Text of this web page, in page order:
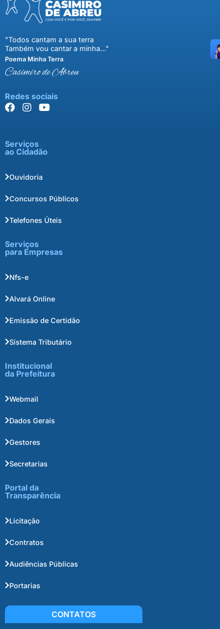
"Todos cantam a sua terra
Também vou cantar a minha..."
Poema Minha Terra
Casimiro de Abreu
Redes sociais
Serviços
ao Cidadão
Ouvidoria
Concursos Públicos
Telefones Úteis
Serviços
para Empresas
Nfs-e
Alvará Online
Emissão de Certidão
Sistema Tributário
Institucional
da Prefeitura
Webmail
Dados Gerais
Gestores
Secretarias
Portal da
Transparência
Licitação
Contratos
Audiências Públicas
Portarias
CONTATOS